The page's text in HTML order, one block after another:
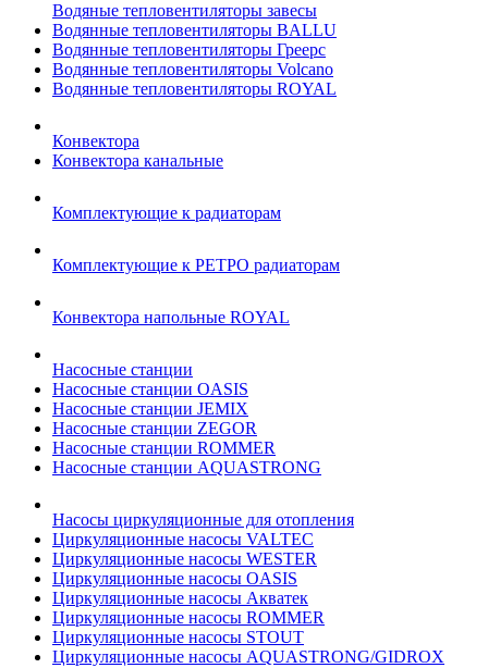
Водяные тепловентиляторы завесы
Водянные тепловентиляторы BALLU
Водянные тепловентиляторы Греерс
Водянные тепловентиляторы Volcano
Водянные тепловентиляторы ROYAL
Конвектора
Конвектора канальные
Комплектующие к радиаторам
Комплектующие к РЕТРО радиаторам
Конвектора напольные ROYAL
Насосные станции
Насосные станции OASIS
Насосные станции JEMIX
Насосные станции ZEGOR
Насосные станции ROMMER
Насосные станции AQUASTRONG
Насосы циркуляционные для отопления
Циркуляционные насосы VALTEC
Циркуляционные насосы WESTER
Циркуляционные насосы OASIS
Циркуляционные насосы Акватек
Циркуляционные насосы ROMMER
Циркуляционные насосы STOUT
Циркуляционные насосы AQUASTRONG/GIDROX